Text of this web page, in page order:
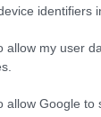
identifiers
allow my user
allow Google to
la edad y
licencia
en dos
y